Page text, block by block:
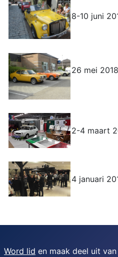
8-10 juni
26 mei
2-4 maart
4 januari
Word lid en maak deel uit